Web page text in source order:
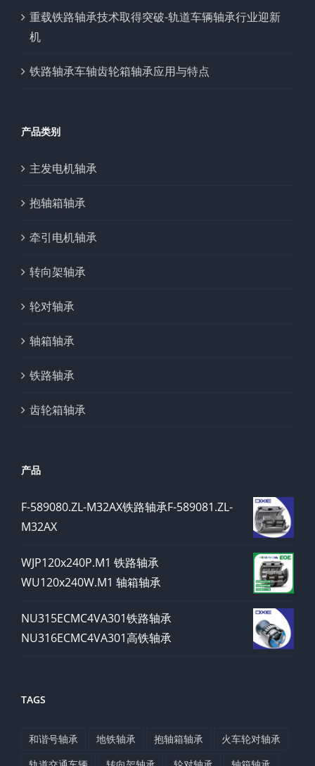
重载铁路轴承技术取得突破-轨道车辆轴承行业迎新
机
铁路轴承车轴齿轮箱轴承应用与特点
产品类别
主发电机轴承
抱轴箱轴承
牵引电机轴承
转向架轴承
轮对轴承
轴箱轴承
铁路轴承
齿轮箱轴承
产品
F-589080.ZL-M32AX铁路轴承F-589081.ZL-
M32AX
WJP120x240P.M1 铁路轴承
WU120x240W.M1 轴箱轴承
NU315ECMC4VA301铁路轴承
NU316ECMC4VA301高铁轴承
TAGS
和谐号轴承 地铁轴承 抱轴箱轴承
火车轮对轴承